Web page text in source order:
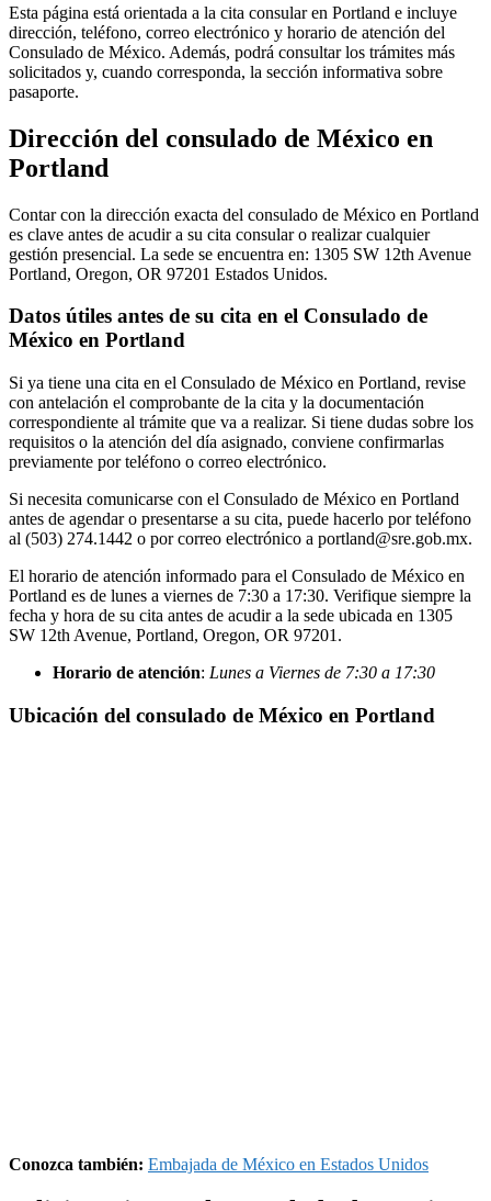
Esta página está orientada a la cita consular en Portland e incluye
dirección, teléfono, correo electrónico y horario de atención del
Consulado de México. Además, podrá consultar los trámites más
solicitados y, cuando corresponda, la sección informativa sobre
pasaporte.
Dirección del consulado de México en
Portland
Contar con la dirección exacta del consulado de México en Portland
es clave antes de acudir a su cita consular o realizar cualquier
gestión presencial. La sede se encuentra en: 1305 SW 12th Avenue
Portland, Oregon, OR 97201 Estados Unidos.
Datos útiles antes de su cita en el Consulado de
México en Portland
Si ya tiene una cita en el Consulado de México en Portland, revise
con antelación el comprobante de la cita y la documentación
correspondiente al trámite que va a realizar. Si tiene dudas sobre los
requisitos o la atención del día asignado, conviene confirmarlas
previamente por teléfono o correo electrónico.
Si necesita comunicarse con el Consulado de México en Portland
antes de agendar o presentarse a su cita, puede hacerlo por teléfono
al (503) 274.1442 o por correo electrónico a portland@sre.gob.mx.
El horario de atención informado para el Consulado de México en
Portland es de lunes a viernes de 7:30 a 17:30. Verifique siempre la
fecha y hora de su cita antes de acudir a la sede ubicada en 1305
SW 12th Avenue, Portland, Oregon, OR 97201.
Horario de atención: Lunes a Viernes de 7:30 a 17:30
Ubicación del consulado de México en Portland
Conozca también: Embajada de México en Estados Unidos